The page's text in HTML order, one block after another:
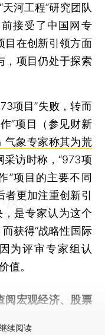
河工程”研究团队
接受了中国网专
目在创新引领方面
，项目仍处于探索
项目”失败，转而
”项目（参见财新
气象专家称其为荒
采访时称，“973项
”项目的主要不同
更加注重创新引
，是专家认为这个
获得“战略性国际
为评审专家组认
值。
阅宏观经济、股票
续阅读